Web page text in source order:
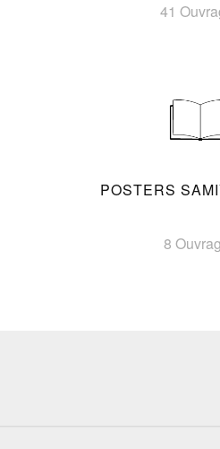
41
POSTERS
8